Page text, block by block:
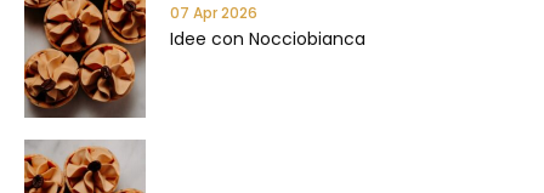
07 Apr 2026
Idee con Nocciobianca